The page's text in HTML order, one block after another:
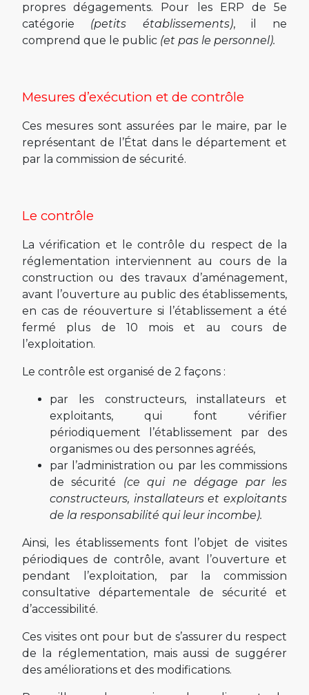
propres dégagements. Pour les ERP de 5e
catégorie (petits établissements), il ne
comprend que le public (et pas le personnel).
Mesures d’exécution et de contrôle
Ces mesures sont assurées par le maire, par le
représentant de l’État dans le département et
par la commission de sécurité.
Le contrôle
La vérification et le contrôle du respect de la
réglementation interviennent au cours de la
construction ou des travaux d’aménagement,
avant l’ouverture au public des établissements,
en cas de réouverture si l’établissement a été
fermé plus de 10 mois et au cours de
l’exploitation.
Le contrôle est organisé de 2 façons :
par les constructeurs, installateurs et
exploitants, qui font vérifier
périodiquement l’établissement par des
organismes ou des personnes agréés,
par l’administration ou par les commissions
de sécurité (ce qui ne dégage par les
constructeurs, installateurs et exploitants
de la responsabilité qui leur incombe).
Ainsi, les établissements font l’objet de visites
périodiques de contrôle, avant l’ouverture et
pendant l’exploitation, par la commission
consultative départementale de sécurité et
d’accessibilité.
Ces visites ont pour but de s’assurer du respect
de la réglementation, mais aussi de suggérer
des améliorations et des modifications.